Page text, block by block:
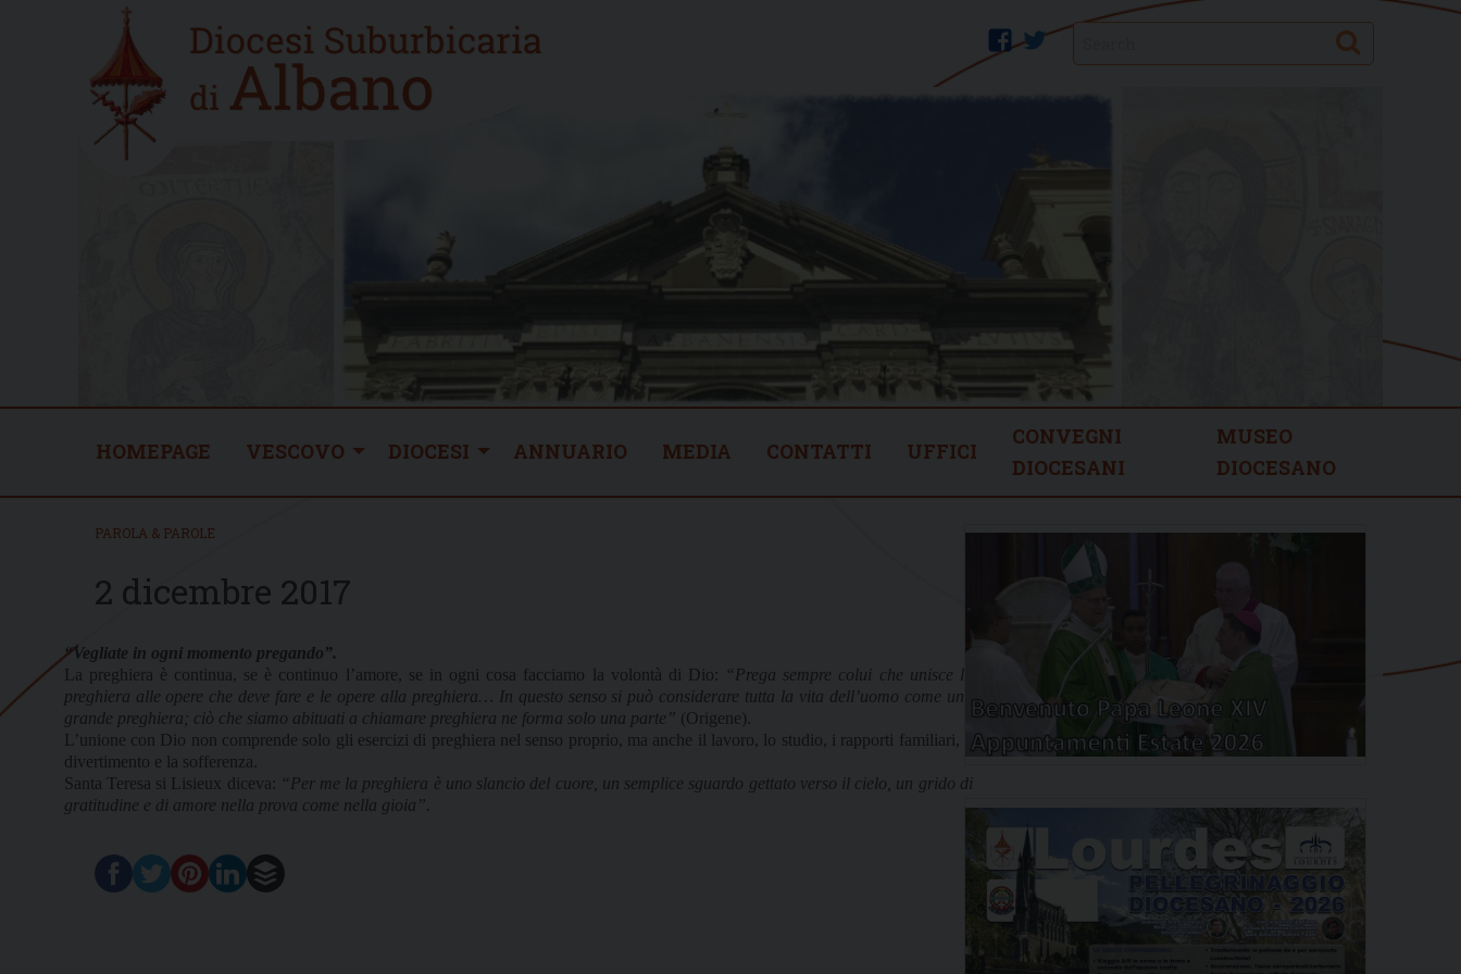
Home
new
twitter
facebook Search
HOMEPAGE VESCOVO DIOCESI ANNUARIO MEDIA CONTATTI UFFICI
CONVEGNI
DIOCESANI
MUSEO
DIOCESANO
PAROLA & PAROLE
2 dicembre 2017
“Vegliate in ogni momento pregando”.
La preghiera è continua, se è continuo l’amore, se in ogni cosa facciamo la volontà di Dio: “Prega sempre colui che unisce la
preghiera alle opere che deve fare e le opere alla preghiera… In questo senso si può considerare tutta la vita dell’uomo come una
grande preghiera; ciò che siamo abituati a chiamare preghiera ne forma solo una parte” (Origene).
L’unione con Dio non comprende solo gli esercizi di preghiera nel senso proprio, ma anche il lavoro, lo studio, i rapporti familiari, il
divertimento e la sofferenza.
Santa Teresa si Lisieux diceva: “Per me la preghiera è uno slancio del cuore, un semplice sguardo gettato verso il cielo, un grido di
gratitudine e di amore nella prova come nella gioia”.